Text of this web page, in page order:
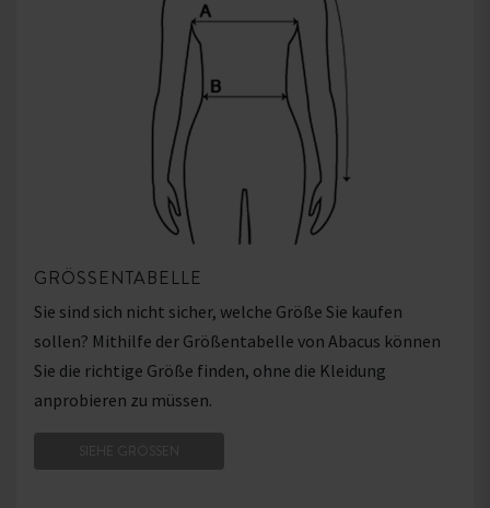
GRÖSSENTABELLE
Sie sind sich nicht sicher, welche Größe Sie kaufen
sollen? Mithilfe der Größentabelle von Abacus können
Sie die richtige Größe finden, ohne die Kleidung
anprobieren zu müssen.
SIEHE GRÖSSEN